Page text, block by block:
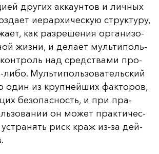
дру­гих ак­ка­ун­тов и лич­ных
и­ерар­хи­чес­кую струк­ту­ру,
как раз­ре­ше­ния ор­га­ни­зо­
жиз­ни, и де­ла­ет муль­ти­поль­
кон­троль над средс­тва­ми про­
Муль­ти­поль­зо­ва­тель­ский
один из круп­ней­ших фак­то­ров,
бе­зо­пас­ность, и при пра­
он мо­жет прак­ти­чес­
риск краж из-за дей­